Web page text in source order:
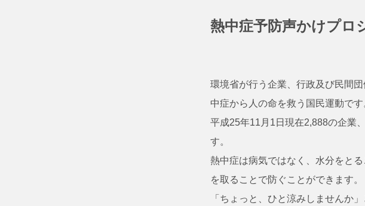
熱中症予防声かけプロ
環境省が行う企業、行政及び民間
中症から人の命を救う国民運動です
平成25年11月1日現在2,888の企業
す。
熱中症は病気ではなく、水分をと
を取ることで防ぐことができます。
「ちょっと、ひと涼みしませんか